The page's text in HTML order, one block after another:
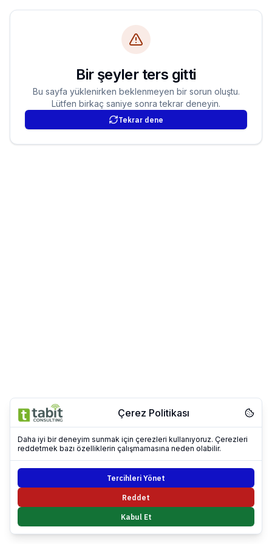
Bir şeyler ters gitti
Bu sayfa yüklenirken beklenmeyen bir sorun oluştu.
Lütfen birkaç saniye sonra tekrar deneyin.
Tekrar dene
Çerez Politikası
Daha iyi bir deneyim sunmak için çerezleri kullanıyoruz. Çerezleri
reddetmek bazı özelliklerin çalışmamasına neden olabilir.
Tercihleri Yönet
Reddet
Kabul Et